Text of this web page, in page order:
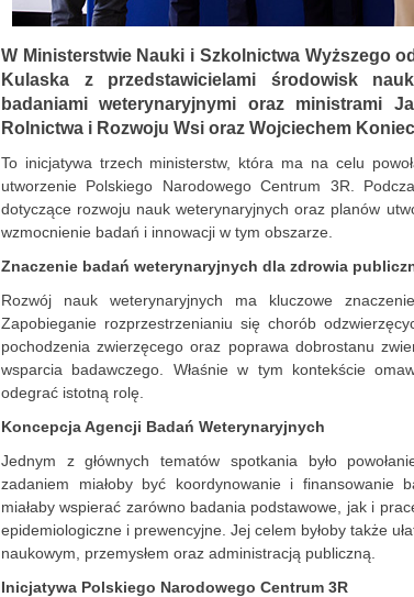
W Ministerstwie Nauki i Szkolnictwa Wyższego
Kulaska z przedstawicielami środowisk
badaniami weterynaryjnymi oraz ministrami
Rolnictwa i Rozwoju Wsi oraz Wojciechem
To inicjatywa trzech ministerstw, która ma na celu
utworzenie Polskiego Narodowego Centrum 3R.
dotyczące rozwoju nauk weterynaryjnych oraz planów
wzmocnienie badań i innowacji w tym obszarze.
Znaczenie badań weterynaryjnych dla zdrowia
Rozwój nauk weterynaryjnych ma kluczowe
Zapobieganie rozprzestrzenianiu się chorób
pochodzenia zwierzęcego oraz poprawa dobrostanu
wsparcia badawczego. Właśnie w tym kontekście
odegrać istotną rolę.
Koncepcja Agencji Badań Weterynaryjnych
Jednym z głównych tematów spotkania było
zadaniem miałoby być koordynowanie i finansowanie
miałaby wspierać zarówno badania podstawowe, jak i
epidemiologiczne i prewencyjne. Jej celem byłoby także
naukowym, przemysłem oraz administracją publiczną.
Inicjatywa Polskiego Narodowego Centrum 3R